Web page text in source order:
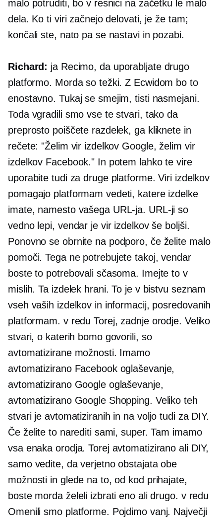
malo potruditi, bo v resnici na začetku le malo
dela. Ko ti viri začnejo delovati, je že tam;
končali ste, nato pa se nastavi in ​​pozabi.
Richard: ja Recimo, da uporabljate drugo
platformo. Morda so težki. Z Ecwidom bo to
enostavno. Tukaj se smejim, tisti nasmejani.
Toda vgradili smo vse te stvari, tako da
preprosto poiščete razdelek, ga kliknete in
rečete: "Želim vir izdelkov Google, želim vir
izdelkov Facebook." In potem lahko te vire
uporabite tudi za druge platforme. Viri izdelkov
pomagajo platformam vedeti, katere izdelke
imate, namesto vašega URL-ja. URL-ji so
vedno lepi, vendar je vir izdelkov še boljši.
Ponovno se obrnite na podporo, če želite malo
pomoči. Tega ne potrebujete takoj, vendar
boste to potrebovali sčasoma. Imejte to v
mislih. Ta izdelek hrani. To je v bistvu seznam
vseh vaših izdelkov in informacij, posredovanih
platformam. v redu Torej, zadnje orodje. Veliko
stvari, o katerih bomo govorili, so
avtomatizirane možnosti. Imamo
avtomatizirano Facebook oglaševanje,
avtomatizirano Google oglaševanje,
avtomatizirano Google Shopping. Veliko teh
stvari je avtomatiziranih in na voljo tudi za DIY.
Če želite to narediti sami, super. Tam imamo
vsa enaka orodja. Torej avtomatizirano ali DIY,
samo vedite, da verjetno obstajata obe
možnosti in glede na to, od kod prihajate,
boste morda želeli izbrati eno ali drugo. v redu
Omenili smo platforme. Pojdimo vanj. Največji